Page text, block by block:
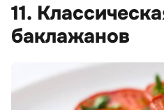
11.
баклажанов